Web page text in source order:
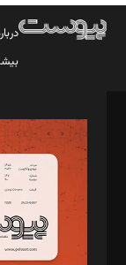
مدیر مسئول:
سردبیر: مهرک
دبیر تحریریه: میثم
د‌بیر ناداستان:
د‌بیر خدمت و تجارت:
د‌بیر حقوق فناوری: